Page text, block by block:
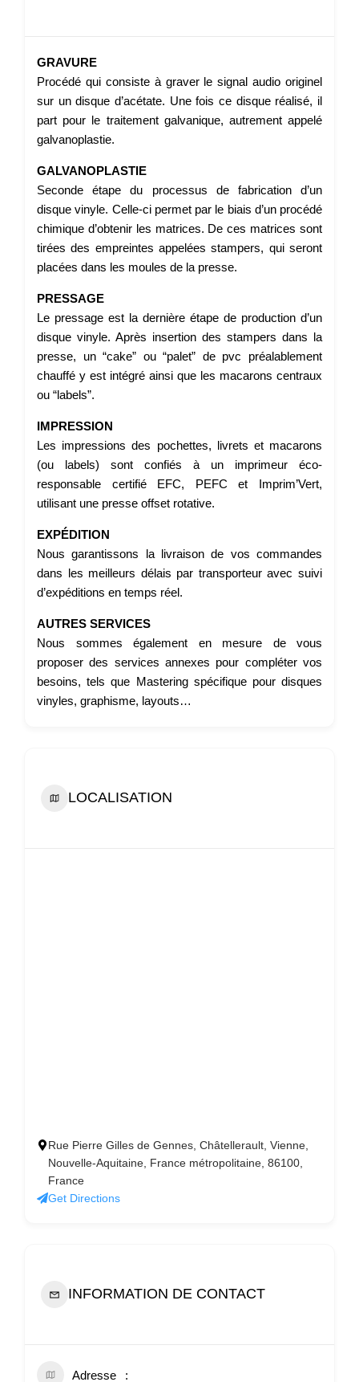
GRAVURE
Procédé qui consiste à graver le signal audio originel
sur un disque d’acétate. Une fois ce disque réalisé, il
part pour le traitement galvanique, autrement appelé
galvanoplastie.
GALVANOPLASTIE
Seconde étape du processus de fabrication d’un
disque vinyle. Celle-ci permet par le biais d’un procédé
chimique d’obtenir les matrices. De ces matrices sont
tirées des empreintes appelées stampers, qui seront
placées dans les moules de la presse.
PRESSAGE
Le pressage est la dernière étape de production d’un
disque vinyle. Après insertion des stampers dans la
presse, un “cake” ou “palet” de pvc préalablement
chauffé y est intégré ainsi que les macarons centraux
ou “labels”.
IMPRESSION
Les impressions des pochettes, livrets et macarons
(ou labels) sont confiés à un imprimeur éco-
responsable certifié EFC, PEFC et Imprim’Vert,
utilisant une presse offset rotative.
EXPÉDITION
Nous garantissons la livraison de vos commandes
dans les meilleurs délais par transporteur avec suivi
d’expéditions en temps réel.
AUTRES SERVICES
Nous sommes également en mesure de vous
proposer des services annexes pour compléter vos
besoins, tels que Mastering spécifique pour disques
vinyles, graphisme, layouts…
LOCALISATION
Rue Pierre Gilles de Gennes, Châtellerault, Vienne,
Nouvelle-Aquitaine, France métropolitaine, 86100,
France
Get Directions
INFORMATION DE CONTACT
Adresse